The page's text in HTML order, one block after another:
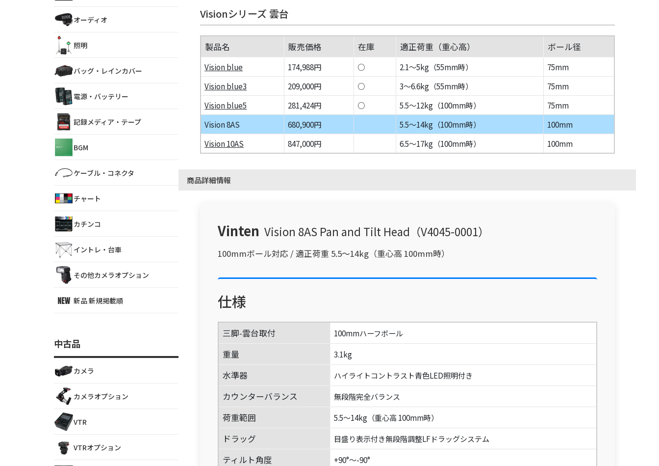
Visionシリーズ 雲台
製品名 販売価格 在庫 適正荷重（重心高） ボール径
Vision blue 174,988円 ○ 2.1～5kg（55mm時）
75mm
Vision blue3
209,000円 ○ 3～6.6kg（55mm時）
75mm
Vision blue5
281,424円 ○ 5.5～12kg（100mm時）
75mm
Vision 8AS
680,900円 5.5～14kg（100mm時）
100mm
Vision 10AS
847,000円 6.5～17kg（100mm時） 100mm
商品詳細情報
Vinten Vision 8AS Pan and Tilt Head（V4045-0001）
100mmボール対応 / 適正荷重 5.5～14kg（重心高 100mm時）
仕様
三脚-雲台取付 100mmハーフボール
重量 3.1kg
水準器 ハイライトコントラスト青色LED照明付き
カウンターバランス 無段階完全バランス
荷重範囲 5.5～14kg（重心高 100mm時）
ドラッグ 目盛り表示付き無段階調整LFドラッグシステム
ティルト角度 +90°～-90°
オーディオ
照明
バッグ・レインカバー
電源・バッテリー
記録メディア・テープ
BGM
ケーブル・コネクタ
チャート
カチンコ
イントレ・台車
その他カメラオプション
新品 新規掲載順
中古品
カメラ
カメラオプション
VTR
VTRオプション